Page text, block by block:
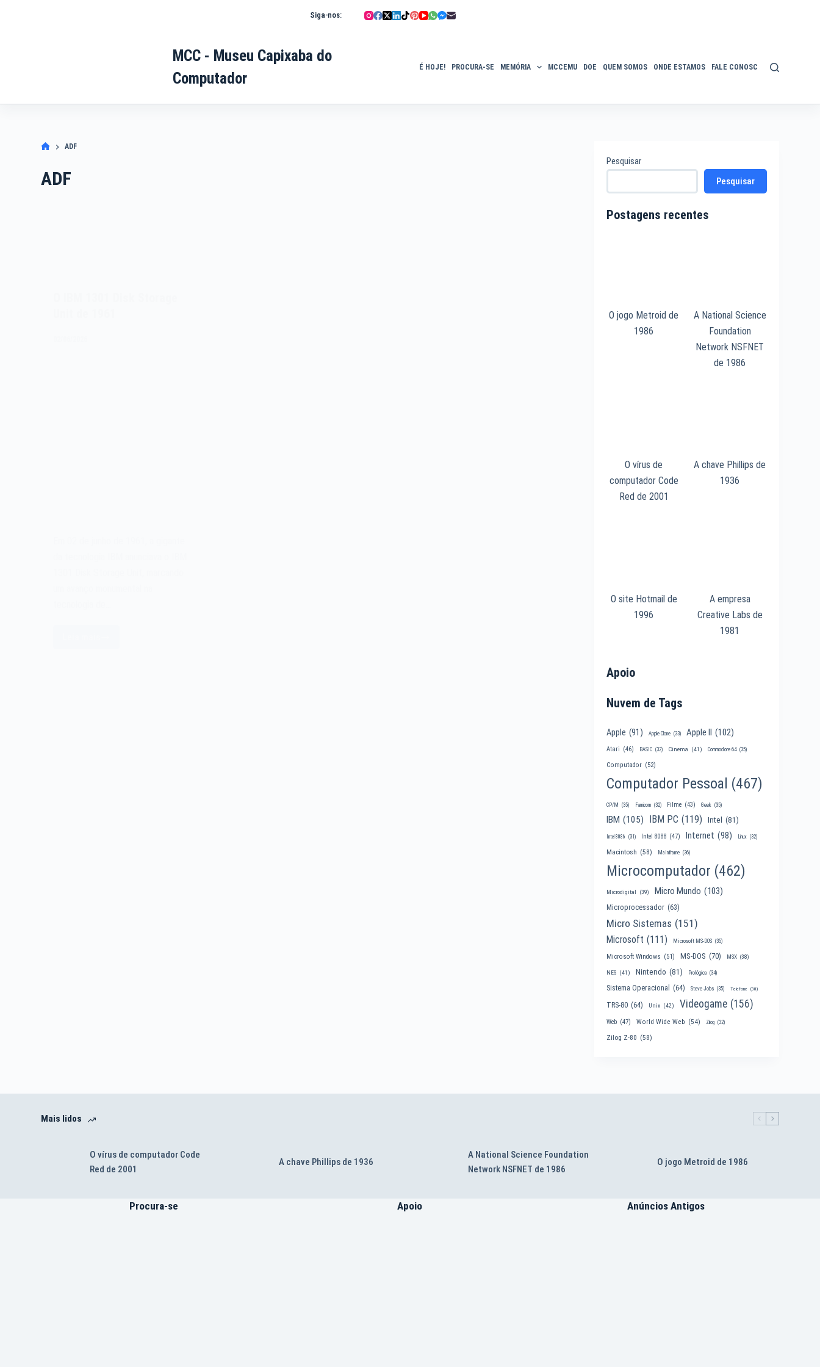
Siga-nos:
MCC - Museu Capixaba do
Computador
É HOJE! PROCURA-SE MEMÓRIA MCCEMU DOE QUEM SOMOS ONDE ESTAMOS FALE CONOSCO POLÍTICA DE
ADF
ADF
Pesquisar
Pesquisar
Postagens recentes
O jogo Metroid de
1986
A National Science
Foundation
Network NSFNET
de 1986
O vírus de
computador Code
Red de 2001
A chave Phillips de
1936
O site Hotmail de
1996
A empresa
Creative Labs de
1981
Apoio
Nuvem de Tags
Apple (91) Apple Clone (33) Apple II (102)
Atari (46) BASIC (32) Cinema (41) Commodore 64 (35)
Computador (52)
Computador Pessoal (467)
CP/M (35) Famicom (32) Filme (43) Geek (35)
IBM (105) IBM PC (119) Intel (81)
Intel 8086 (31) Intel 8088 (47) Internet (98) Linux (32)
Macintosh (58) Mainframe (36)
Microcomputador (462)
Microdigital (39) Micro Mundo (103)
Microprocessador (63)
Micro Sistemas (151)
Microsoft (111) Microsoft MS-DOS (35)
Microsoft Windows (51) MS-DOS (70) MSX (38)
NES (41) Nintendo (81) Prológica (34)
Sistema Operacional (64) Steve Jobs (35) Telefone (30)
TRS-80 (64) Unix (42) Videogame (156)
Web (47) World Wide Web (54) Zilog (32)
Zilog Z-80 (58)
Mais lidos
O vírus de computador Code
Red de 2001
A chave Phillips de 1936
A National Science Foundation
Network NSFNET de 1986
O jogo Metroid de 1986
Procura-se Apoio Anúncios Antigos